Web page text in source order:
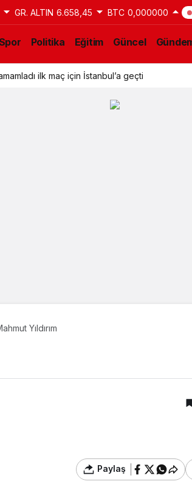
GR. ALTIN 6.658,45 BTC 0,000000
Politika Eğitim Güncel
ilk maç için İstanbul’a geçti
Yıldırım
Paylaş